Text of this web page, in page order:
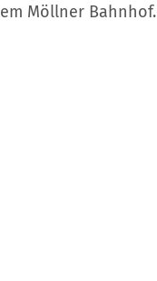
Möllner Bahnhof.